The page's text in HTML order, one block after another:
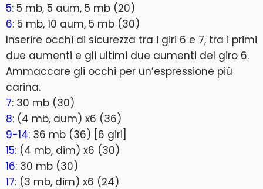
5: 5 mb, 5 aum, 5 mb (20)
6: 5 mb, 10 aum, 5 mb (30)
Inserire occhi di sicurezza tra i giri 6 e 7, tra i primi
due aumenti e gli ultimi due aumenti del giro 6.
Ammaccare gli occhi per un’espressione più
carina.
7: 30 mb (30)
8: (4 mb, aum) x6 (36)
9-14: 36 mb (36) [6 giri]
15: (4 mb, dim) x6 (30)
16: 30 mb (30)
17: (3 mb, dim) x6 (24)